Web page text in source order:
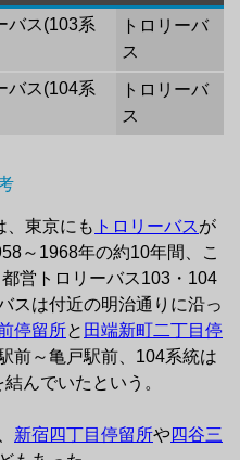
バス (103系
トロリーバ
ス
バス (104系
トロリーバ
ス
、東京にも トロリーバスが
～1968年の約10年間、こ
営トロリーバス103・104
スは付近の明治通りに沿っ
停留所と 田端新町二丁目停
前～亀戸駅前、104系統は
んでいたという。
新宿四丁目停留所や四谷三